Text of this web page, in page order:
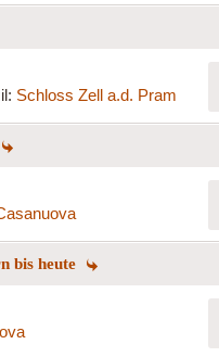
Schloss Zell a.d. Pram
bis heute